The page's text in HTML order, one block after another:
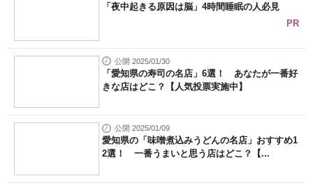
「夜中起きる原因は脳」4時間睡眠の人必見
PR
公開 2025/01/30
「愛知県の寿司の名店」6選！ あなたが一番好
きな店はどこ？【人気投票実施中】
公開 2025/01/09
愛知県の「味噌煮込みうどんの名店」おすすめ1
2選！ 一番うまいと思う店はどこ？【...